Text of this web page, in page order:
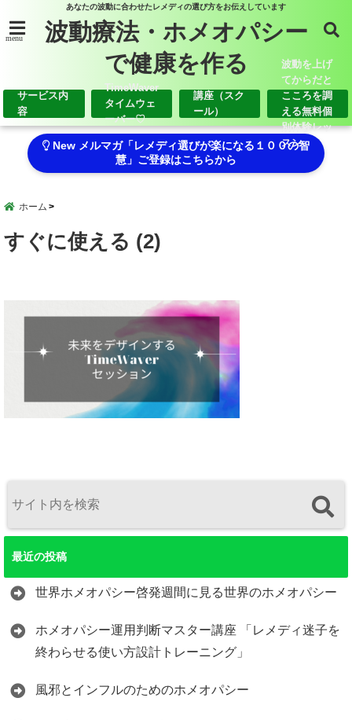
あなたの波動に合わせたレメディの選び方をお伝えしています
menu
波動療法・ホメオパシー
で健康を作る
サービス内
容
TimeWaver
タイムウェ
ーバー♡
講座（スク
ール）
波動を上げ
てからだと
こころを調
える無料個
別体験レッ
スン
New メルマガ「レメディ選びが楽になる１００の智
慧」ご登録はこちらから
ホーム
すぐに使える (2)
最近の投稿
世界ホメオパシー啓発週間に見る世界のホメオパシー
ホメオパシー運用判断マスター講座 「レメディ迷子を
終わらせる使い方設計トレーニング」
風邪とインフルのためのホメオパシー